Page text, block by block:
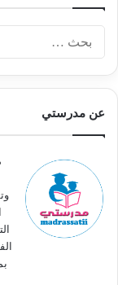
عن مدرستي